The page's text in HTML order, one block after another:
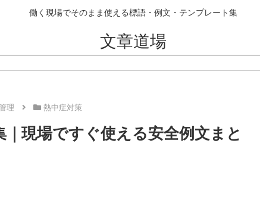
働く現場でそのまま使える標語・例文・テンプレート集
文章道場
理 熱中症対策
現場ですぐ使える安全例文まと